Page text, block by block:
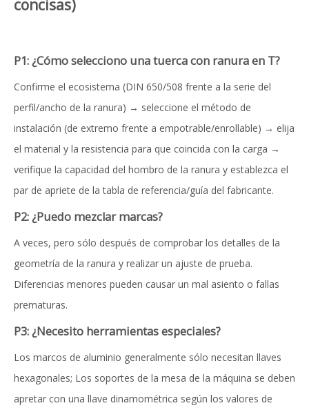
concisas)
P1: ¿Cómo selecciono una tuerca con ranura en T?
Confirme el ecosistema (DIN 650/508 frente a la serie del
perfil/ancho de la ranura) → seleccione el método de
instalación (de extremo frente a empotrable/enrollable) → elija
el material y la resistencia para que coincida con la carga →
verifique la capacidad del hombro de la ranura y establezca el
par de apriete de la tabla de referencia/guía del fabricante.
P2: ¿Puedo mezclar marcas?
A veces, pero sólo después de comprobar los detalles de la
geometría de la ranura y realizar un ajuste de prueba.
Diferencias menores pueden causar un mal asiento o fallas
prematuras.
P3: ¿Necesito herramientas especiales?
Los marcos de aluminio generalmente sólo necesitan llaves
hexagonales; Los soportes de la mesa de la máquina se deben
apretar con una llave dinamométrica según los valores de